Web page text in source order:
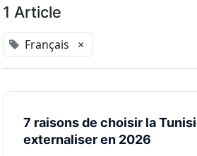
1 Article
Français ×
7 raisons de choisir la
externaliser en 2026